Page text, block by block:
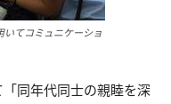
いてコミュニケーショ
同年代同士の親睦を深